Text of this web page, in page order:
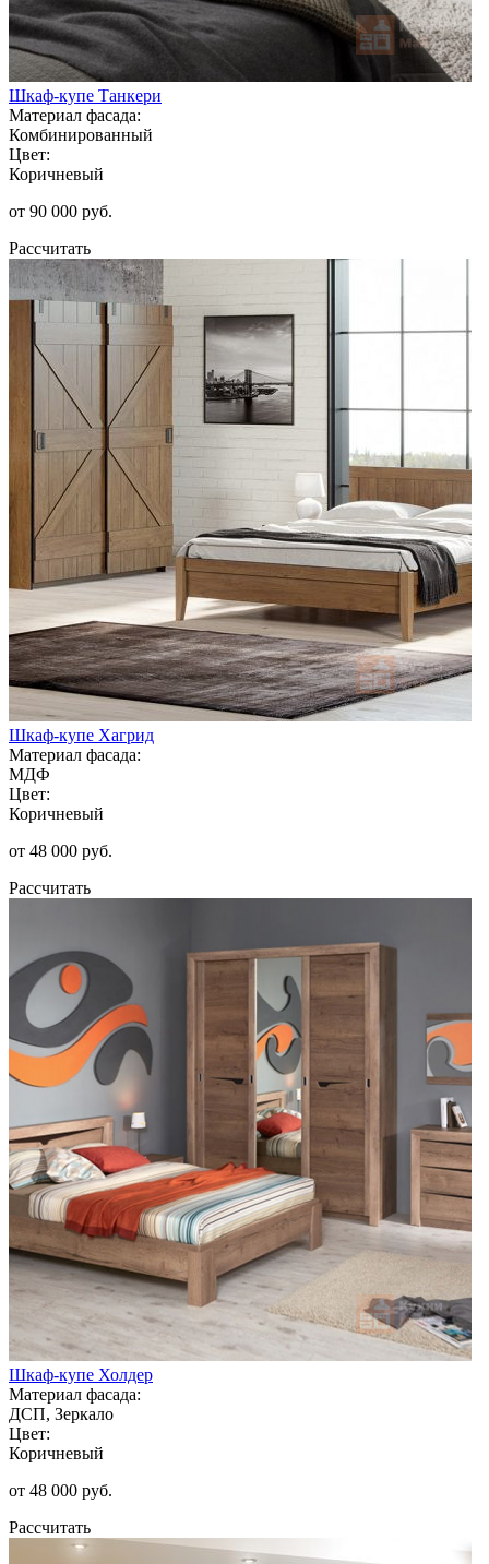
Шкаф-купе Танкери
Материал фасада:
Комбинированный
Цвет:
Коричневый
от 90 000 руб.
Рассчитать
Шкаф-купе Хагрид
Материал фасада:
МДФ
Цвет:
Коричневый
от 48 000 руб.
Рассчитать
Шкаф-купе Холдер
Материал фасада:
ДСП, Зеркало
Цвет:
Коричневый
от 48 000 руб.
Рассчитать